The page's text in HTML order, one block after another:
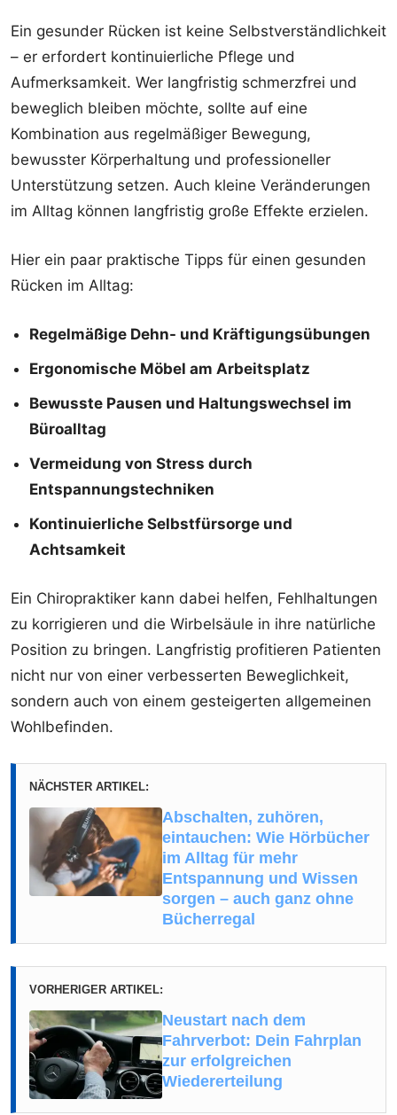
Ein gesunder Rücken ist keine Selbstverständlichkeit
– er erfordert kontinuierliche Pflege und
Aufmerksamkeit. Wer langfristig schmerzfrei und
beweglich bleiben möchte, sollte auf eine
Kombination aus regelmäßiger Bewegung,
bewusster Körperhaltung und professioneller
Unterstützung setzen. Auch kleine Veränderungen
im Alltag können langfristig große Effekte erzielen.
Hier ein paar praktische Tipps für einen gesunden
Rücken im Alltag:
Regelmäßige Dehn- und Kräftigungsübungen
Ergonomische Möbel am Arbeitsplatz
Bewusste Pausen und Haltungswechsel im
Büroalltag
Vermeidung von Stress durch
Entspannungstechniken
Kontinuierliche Selbstfürsorge und
Achtsamkeit
Ein Chiropraktiker kann dabei helfen, Fehlhaltungen
zu korrigieren und die Wirbelsäule in ihre natürliche
Position zu bringen. Langfristig profitieren Patienten
nicht nur von einer verbesserten Beweglichkeit,
sondern auch von einem gesteigerten allgemeinen
Wohlbefinden.
NÄCHSTER ARTIKEL:
Abschalten, zuhören,
eintauchen: Wie Hörbücher
im Alltag für mehr
Entspannung und Wissen
sorgen – auch ganz ohne
Bücherregal
VORHERIGER ARTIKEL:
Neustart nach dem
Fahrverbot: Dein Fahrplan
zur erfolgreichen
Wiedererteilung